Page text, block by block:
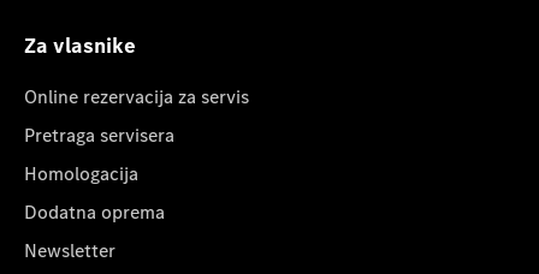
Za vlasnike
Online rezervacija za servis
Pretraga servisera
Homologacija
Dodatna oprema
Newsletter